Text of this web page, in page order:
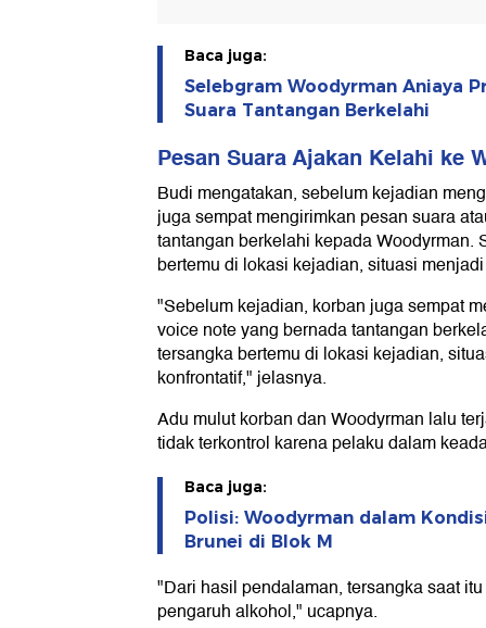
Baca juga:
Selebgram Woodyrman Aniaya
Suara Tantangan Berkelahi
Pesan Suara Ajakan Kelahi ke
Budi mengatakan, sebelum kejadian
juga sempat mengirimkan pesan suara
tantangan berkelahi kepada Woodyrman.
bertemu di lokasi kejadian, situasi
"Sebelum kejadian, korban juga sempat
voice note yang bernada tantangan
tersangka bertemu di lokasi kejadian,
konfrontatif," jelasnya.
Adu mulut korban dan Woodyrman lalu
tidak terkontrol karena pelaku dalam
Baca juga:
Polisi: Woodyrman dalam
Brunei di Blok M
"Dari hasil pendalaman, tersangka saat
pengaruh alkohol," ucapnya.